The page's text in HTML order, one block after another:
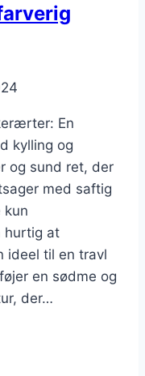
En
kylling og
og sund ret, der
med saftig
kun
hurtig at
ideel til en travl
en sødme og
der…